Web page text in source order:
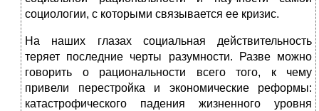
социологии, с которыми связыва­ется ее кризис.
На наших глазах социальная действительность
теряет последние черты разумности. Разве можно
говорить о рациональности всего того, к чему
привели перестройка и экономические реформы:
катастрофи­ческого падения жизненного уровня